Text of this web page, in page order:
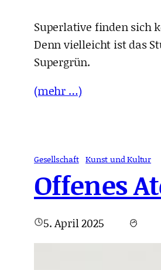
Superlative finden sich
Denn vielleicht ist das
Supergrün.
(mehr …)
Gesellschaft Kunst und Kultur
Offenes
5. April 2025